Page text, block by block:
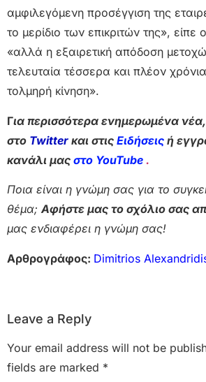
αμφιλεγόμενη προσέγγιση της
το μερίδιο των επικριτών της», είπε
«αλλά η εξαιρετική απόδοση
τελευταία τέσσερα και πλέον
τολμηρή κίνηση».
Για περισσότερα ενημερωμένα
στο Twitter και στις Ειδήσεις ή
κανάλι μας στο YouTube .
Ποια είναι η γνώμη σας για το
θέμα;Αφήστε μας το σχόλιο σας
μας ενδιαφέρει η γνώμη σας!
Αρθρογράφος: Dimitrios
Leave a Reply
Your email address will not be
fields are marked *